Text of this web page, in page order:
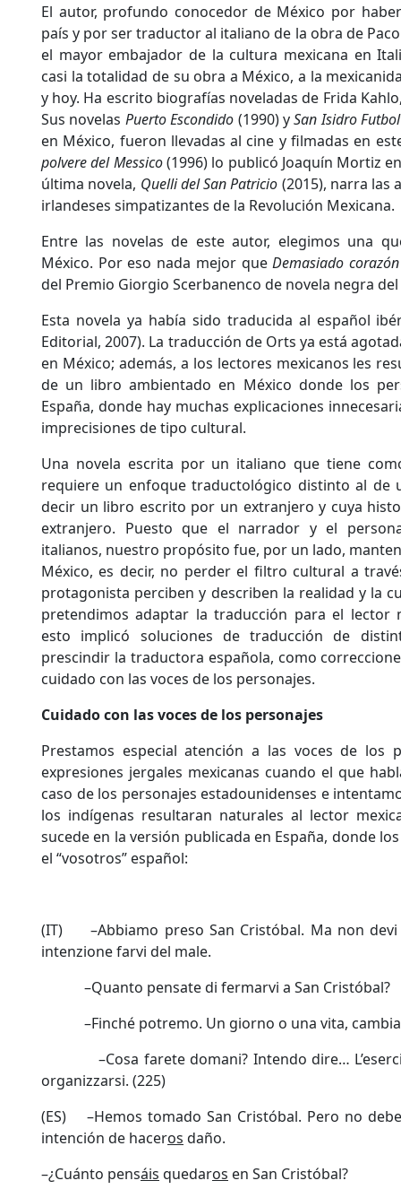
El autor, profundo conocedor de México por
país y por ser traductor al italiano de la obra de
el mayor embajador de la cultura mexicana en
casi la totalidad de su obra a México, a la
y hoy. Ha escrito biografías noveladas de Frida
Sus novelas Puerto Escondido (1990) ySan Isidro
en México, fueron llevadas al cine y filmadas en
polvere del Messico(1996) lo publicó Joaquín Mortiz
última novela, Quelli del San Patricio (2015), narra las
irlandeses simpatizantes de la Revolución Mexicana.
Entre las novelas de este autor, elegimos una
México. Por eso nada mejor queDemasiado corazón
del Premio Giorgio Scerbanenco de novela negra
Esta novela ya había sido traducida al español
Editorial, 2007). La traducción de Orts ya está
en México; además, a los lectores mexicanos les
de un libro ambientado en México donde los
España, donde hay muchas explicaciones
imprecisiones de tipo cultural.
Una novela escrita por un italiano que tiene
requiere un enfoque traductológico distinto al de
decir un libro escrito por un extranjero y cuya
extranjero. Puesto que el narrador y el
italianos, nuestro propósito fue, por un lado,
México, es decir, no perder el filtro cultural a
protagonista perciben y describen la realidad y la
pretendimos adaptar la traducción para el lector
esto implicó soluciones de traducción de
prescindir la traductora española, como
cuidado con las voces de los personajes.
Cuidado con las voces de los personajes
Prestamos especial atención a las voces de los
expresiones jergales mexicanas cuando el que
caso de los personajes estadounidenses e
los indígenas resultaran naturales al lector
sucede en la versión publicada en España, donde
el “vosotros” español:
(IT) –Abbiamo preso San Cristóbal. Ma non
intenzione farvi del male.
–Quanto pensate di fermarvi a San Cristóbal?
–Finché potremo. Un giorno o una vita, cambia
–Cosa farete domani? Intendo dire…
organizzarsi. (225)
(ES) –Hemos tomado San Cristóbal. Pero no
intención de haceros daño.
–¿Cuánto pensáis quedaros en San Cristóbal?